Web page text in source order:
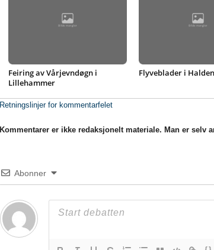
Feiring av Vårjevndøgn i
Lillehammer
Flyveblader i Halden
Retningslinjer for kommentarfelet
Kommentarer er ikke redaksjonelt materiale. Man er selv
Abonner